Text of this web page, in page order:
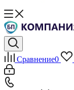
Сравнение0